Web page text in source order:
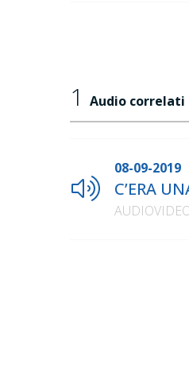
1 Audio correlati
08-09-2019
C’ERA